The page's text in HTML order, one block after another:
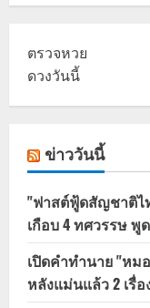
ตรวจหวย
ดวงวันนี้
ข่าววันนี้
"ฟาสต์ฟู้ดสัญชาติไ
เกือบ 4 ทศวรรษ
เปิดคำทำนาย "หม
หลังแม่นแล้ว 2 เรื่